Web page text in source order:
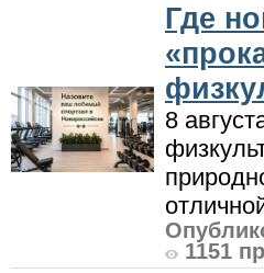
Где
8
1151